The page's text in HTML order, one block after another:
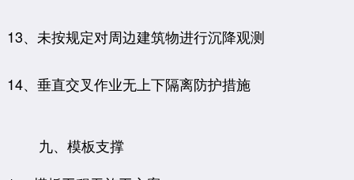
13、未按规定对周边建筑物进行沉降观测
14、垂直交叉作业无上下隔离防护措施
九、模板支撑